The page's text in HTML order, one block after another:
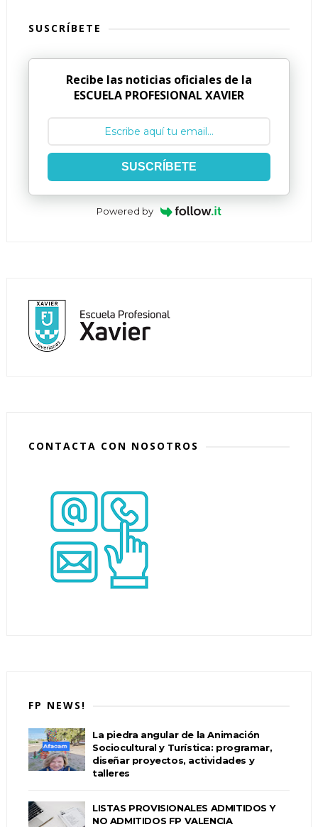
SUSCRÍBETE
Recibe las noticias oficiales de la
ESCUELA PROFESIONAL XAVIER
SUSCRÍBETE
Powered by
CONTACTA CON NOSOTROS
FP NEWS!
La piedra angular de la Animación
Sociocultural y Turística: programar,
diseñar proyectos, actividades y
talleres
LISTAS PROVISIONALES ADMITIDOS Y
NO ADMITIDOS FP VALENCIA